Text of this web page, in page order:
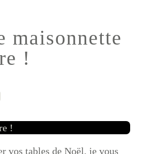
maisonnette
!
vos tables de Noël, je vous